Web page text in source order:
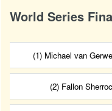
World Series
(1) Michael van
(2) Fallon